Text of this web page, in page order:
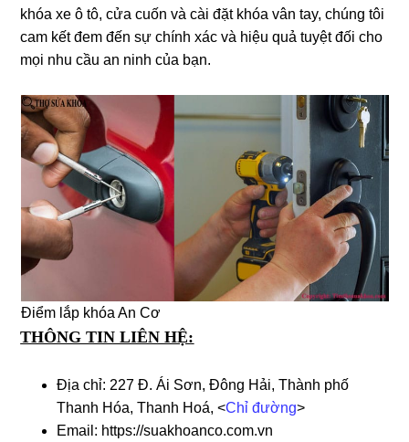
khóa xe ô tô, cửa cuốn và cài đặt khóa vân tay, chúng tôi
cam kết đem đến sự chính xác và hiệu quả tuyệt đối cho
mọi nhu cầu an ninh của bạn.
Điểm lắp khóa An Cơ
THÔNG TIN LIÊN HỆ:
Địa chỉ: 227 Đ. Ái Sơn, Đông Hải, Thành phố
Thanh Hóa, Thanh Hoá, <Chỉ đường>
Email: https://suakhoanco.com.vn